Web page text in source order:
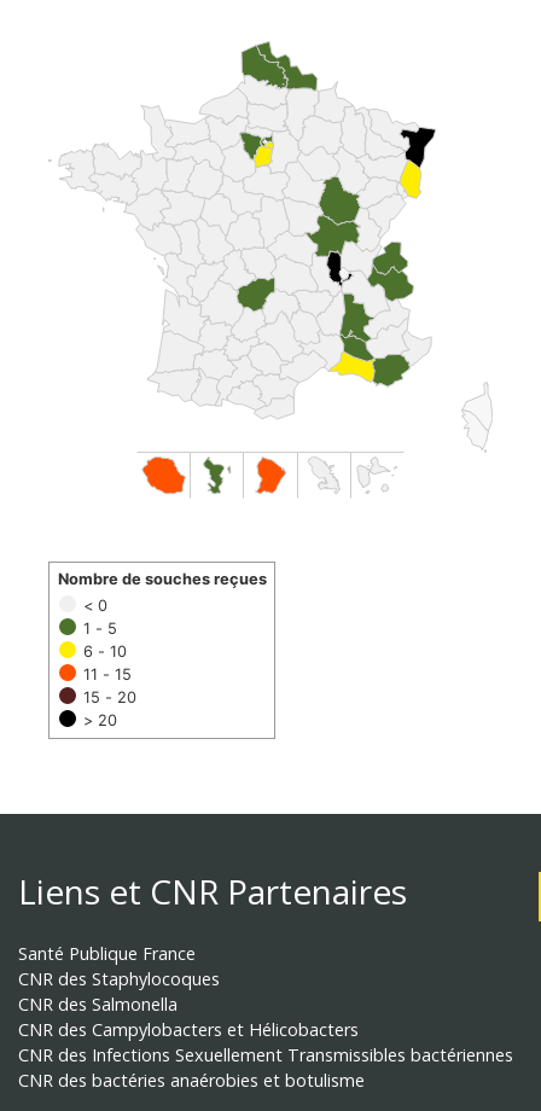
< 0
1 - 5
6 - 10
11 - 15
15 - 20
> 20
Nombre de souches reçues
Liens et CNR Partenaires
Santé Publique France
CNR des Staphylocoques
CNR des Salmonella
CNR des Campylobacters et Hélicobacters
CNR des Infections Sexuellement Transmissibles bactériennes
CNR des bactéries anaérobies et botulisme